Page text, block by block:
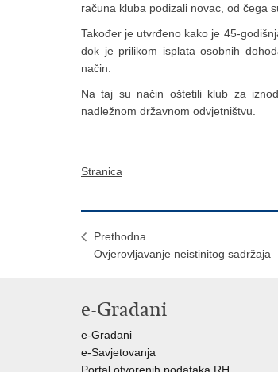
računa kluba podizali novac, od čega
Također je utvrđeno kako je 45-
dok je prilikom isplata osobnih
način.
Na taj su način oštetili klub za
nadležnom državnom odvjetništvu.
Stranica
Prethodna
Ovjerovljavanje neistinitog sadržaja
e-Građani
e-Građani
e-Savjetovanja